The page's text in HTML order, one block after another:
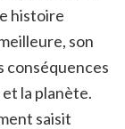
histoire
son
conséquences
la planète.
saisit